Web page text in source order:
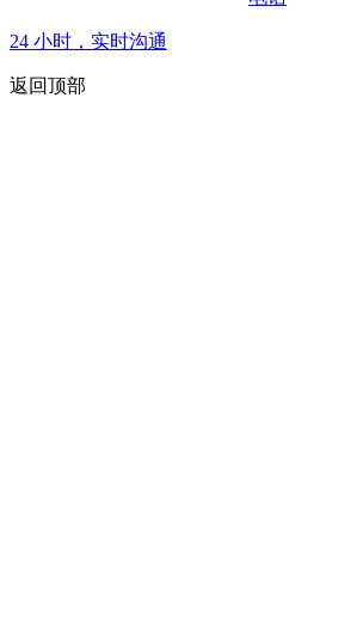
24 小时，实时沟通
返回顶部